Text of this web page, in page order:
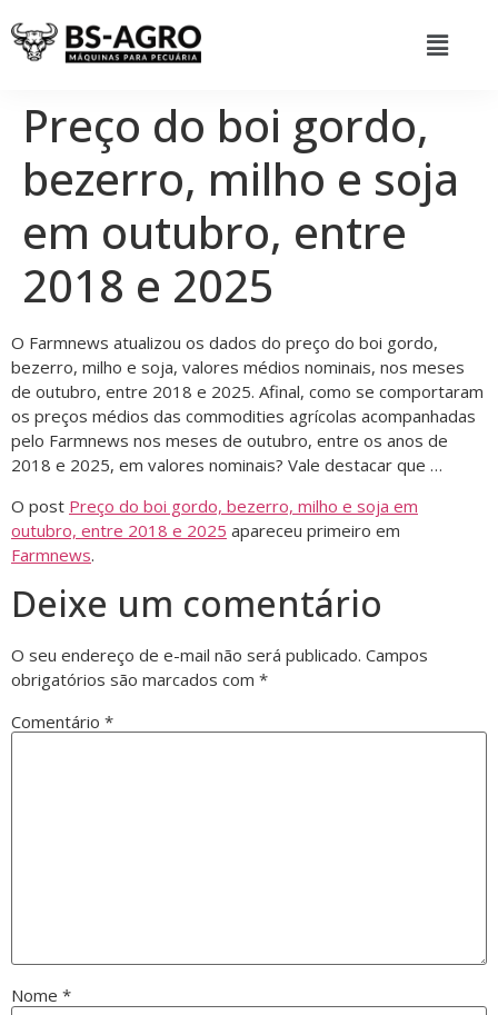
Preço do boi gordo,
bezerro, milho e soja
em outubro, entre
2018 e 2025
O Farmnews atualizou os dados do preço do boi gordo,
bezerro, milho e soja, valores médios nominais, nos meses
de outubro, entre 2018 e 2025. Afinal, como se comportaram
os preços médios das commodities agrícolas acompanhadas
pelo Farmnews nos meses de outubro, entre os anos de
2018 e 2025, em valores nominais? Vale destacar que …
O post Preço do boi gordo, bezerro, milho e soja em
outubro, entre 2018 e 2025 apareceu primeiro em
Farmnews.
Deixe um comentário
O seu endereço de e-mail não será publicado. Campos
obrigatórios são marcados com *
Comentário *
Nome *